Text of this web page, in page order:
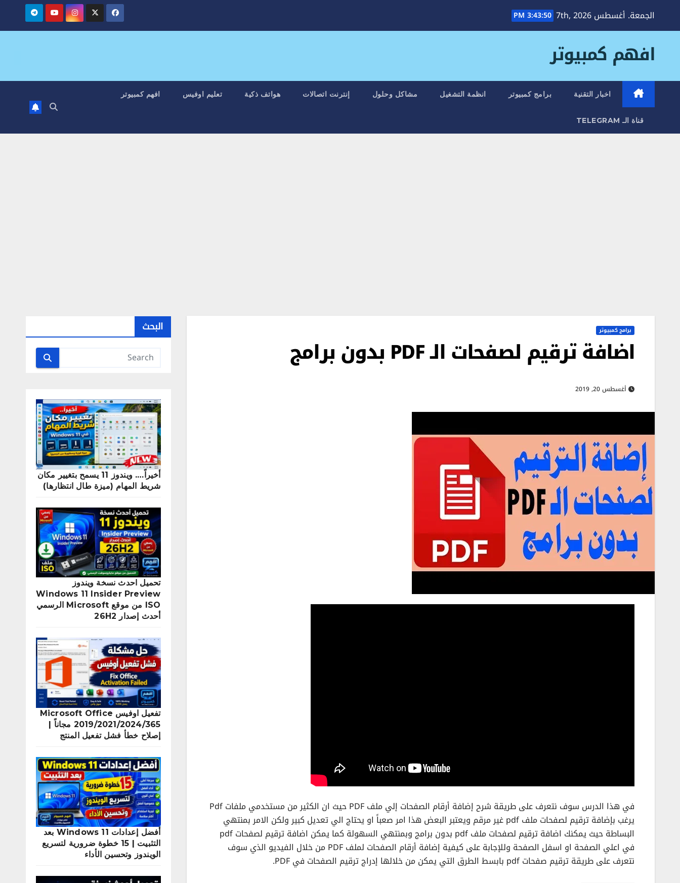
الجمعة. أغسطس 7th, 2026 3:43:51 PM
افهم كمبيوتر
اخبار التقنية برامج كمبيوتر انظمة التشغيل مشاكل وحلول إنترنت اتصالات هواتف ذكية تعليم اوفيس افهم كمبيوتر
قناة الـ TELEGRAM
برامج كمبيوتر
اضافة ترقيم لصفحات الـ PDF بدون برامج
أغسطس 20, 2019
في هذا الدرس سوف نتعرف على طريقة شرح إضافة أرقام الصفحات إلي ملف PDF حيث ان الكثير من مستخدمي ملفات Pdf
يرغب بإضافة ترقيم لصفحات ملف pdf غير مرقم ويعتبر البعض هذا امر صعباً او يحتاج الي تعديل كبير ولكن الامر بمنتهي
البساطة حيث يمكنك اضافة ترقيم لصفحات ملف pdf بدون برامج وبمنتهي السهولة كما يمكن اضافة ترقيم لصفحات pdf
في اعلي الصفحة او اسفل الصفحة وللإجابة على كيفية إضافة أرقام الصفحات لملف PDF من خلال الفيديو الذي سوف
نتعرف على طريقة ترقيم صفحات pdf بابسط الطرق التي يمكن من خلالها إدراج ترقيم الصفحات في PDF.
البحث
أخيراً…. ويندوز 11 يسمح بتغيير مكان
شريط المهام (ميزة طال انتظارها)
تحميل احدث نسخة ويندوز
Windows 11 Insider Preview
ISO من موقع Microsoft الرسمي
أحدث إصدار 26H2
تفعيل اوفيس Microsoft Office
2019/2021/2024/365 مجاناً |
إصلاح خطأ فشل تفعيل المنتج
أفضل إعدادات Windows 11 بعد
التثبيت | 15 خطوة ضرورية لتسريع
الويندوز وتحسين الأداء